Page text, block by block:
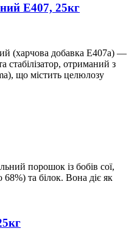
Е407, 25кг
(харчова добавка Е407а) —
стабілізатор, отриманий з
що містить целюлозу
порошок із бобів сої,
та білок. Вона діє як